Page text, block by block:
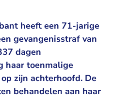
heeft een 71-jarige
gevangenisstraf van
dagen
haar toenmalige
zijn achterhoofd. De
behandelen aan haar